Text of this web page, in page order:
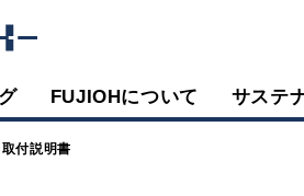
FUJIOHについて サステ
取付説明書